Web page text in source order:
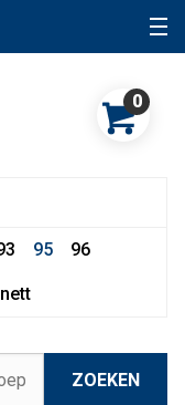
0
95 96